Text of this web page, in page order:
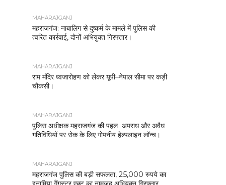
MAHARAJGANJ
महराजगंज: नाबालिग से दुष्कर्म के मामले में पुलिस की
त्वरित कार्रवाई, दोनों अभियुक्त गिरफ्तार।
MAHARAJGANJ
राम मंदिर ध्वजारोहण को लेकर यूपी–नेपाल सीमा पर कड़ी
चौकसी।
MAHARAJGANJ
पुलिस अधीक्षक महराजगंज की पहल अपराध और अवैध
गतिविधियों पर रोक के लिए गोपनीय हेल्पलाइन लॉन्च।
MAHARAJGANJ
महराजगंज पुलिस की बड़ी सफलता, 25,000 रुपये का